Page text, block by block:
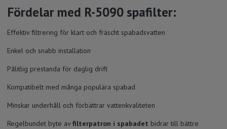
Fördelar med R-5090 spafilter:
Effektiv filtrering för klart och fräscht spabadsvatten
Enkel och snabb installation
Pålitlig prestanda för daglig drift
Kompatibelt med många populära spabad
Minskar underhåll och förbättrar vattenkvaliteten
Regelbundet byte av filterpatron i spabadet bidrar till bättre